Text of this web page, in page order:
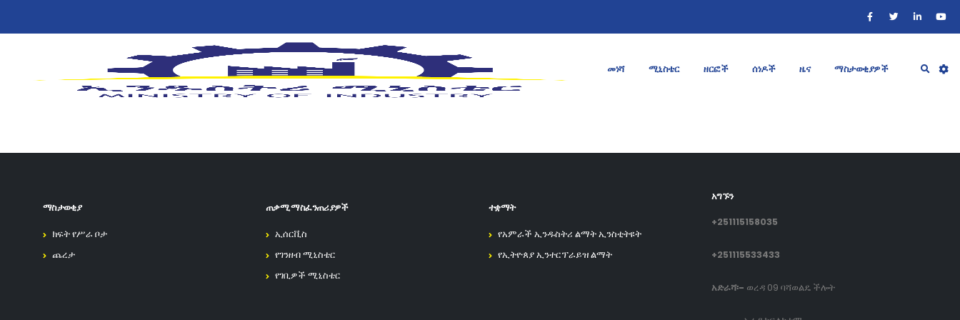
መነሻ ሚኒስቴር ዘርፎች ሰነዶች ዜና ማስታወቂያዎች
ማስታወቂያ
ክፍት የሥራ ቦታ
ጨረታ
ጠቃሚ ማስፈንጠሪያዎች
ኢሰርቪስ
የገንዘብ ሚኒስቴር
የገቢዎች ሚኒስቴር
ተቋማት
የአምራች ኢንዱስትሪ ልማት ኢንስቲትዩት
የኢትዮጰያ ኢንተርፕራይዝ ልማት
አግኙን
+251115158035
+251115533433
አድራሻ፡- ወረዳ 09 ባሻወልዴ ችሎት